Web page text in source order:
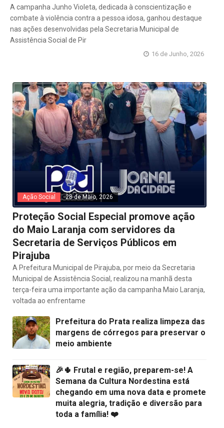
A campanha Junho Violeta, dedicada à conscientização e
combate à violência contra a pessoa idosa, ganhou destaque
nas ações desenvolvidas pela Secretaria Municipal de
Assistência Social de Pir
16 de Junho, 2026
Ação Social 28 de Maio, 2026
Proteção Social Especial promove ação
do Maio Laranja com servidores da
Secretaria de Serviços Públicos em
Pirajuba
A Prefeitura Municipal de Pirajuba, por meio da Secretaria
Municipal de Assistência Social, realizou na manhã desta
terça-feira uma importante ação da campanha Maio Laranja,
voltada ao enfrentame
Prefeitura do Prata realiza limpeza das
margens de córregos para preservar o
meio ambiente
🎉🌵 Frutal e região, preparem-se! A
Semana da Cultura Nordestina está
chegando em uma nova data e promete
muita alegria, tradição e diversão para
toda a família! ❤️